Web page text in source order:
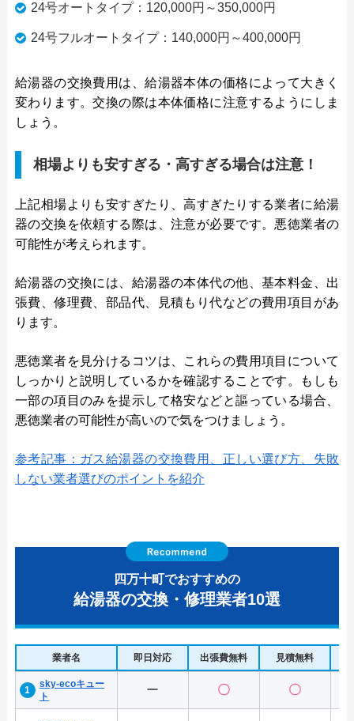
24号オートタイプ：120,000円～350,000円
24号フルオートタイプ：140,000円～400,000円
給湯器の交換費用は、給湯器本体の価格によって大きく
変わります。交換の際は本体価格に注意するようにしま
しょう。
相場よりも安すぎる・高すぎる場合は注意！
上記相場よりも安すぎたり、高すぎたりする業者に給湯
器の交換を依頼する際は、注意が必要です。悪徳業者の
可能性が考えられます。
給湯器の交換には、給湯器の本体代の他、基本料金、出
張費、修理費、部品代、見積もり代などの費用項目があ
ります。
悪徳業者を見分けるコツは、これらの費用項目について
しっかりと説明しているかを確認することです。もしも
一部の項目のみを提示して格安などと謳っている場合、
悪徳業者の可能性が高いので気をつけましょう。
参考記事：ガス給湯器の交換費用、正しい選び方、失敗
しない業者選びのポイントを紹介
四万十町でおすすめの
給湯器の交換・修理業者10選
業者名 即日対応 出張費無料 見積無料
sky-ecoキュー
ト
ー 〇 〇